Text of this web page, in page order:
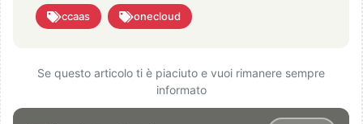
ccaas onecloud
Se questo articolo ti è piaciuto e vuoi rimanere sempre
informato